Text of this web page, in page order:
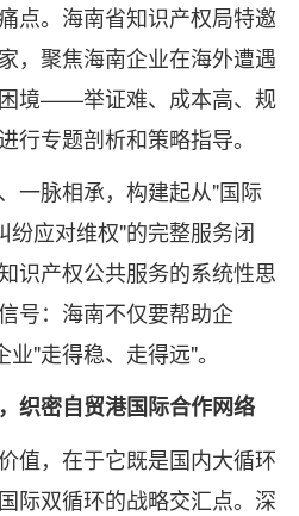
点。海南省知识产权局特邀
，聚焦海南企业在海外遭遇
境——举证难、成本高、规
专题剖析和策略指导。
脉相承，构建起从"国际
纷应对维权"的完整服务闭
识产权公共服务的系统性思
号：海南不仅要帮助企
"走得稳、走得远"。
密自贸港国际合作网络
，在于它既是国内大循环
际双循环的战略交汇点。深